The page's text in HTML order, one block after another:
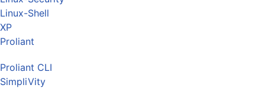
Linux-Shell
XP
Proliant
Proliant CLI
SimpliVity